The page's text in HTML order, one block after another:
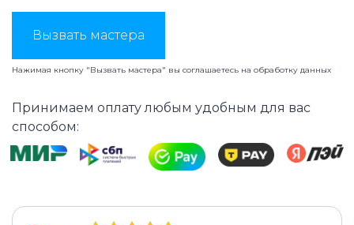
Вызвать мастера
Нажимая кнопку "Вызвать мастера" вы соглашаетесь на обработку данных
Принимаем оплату любым удобным для вас
способом: